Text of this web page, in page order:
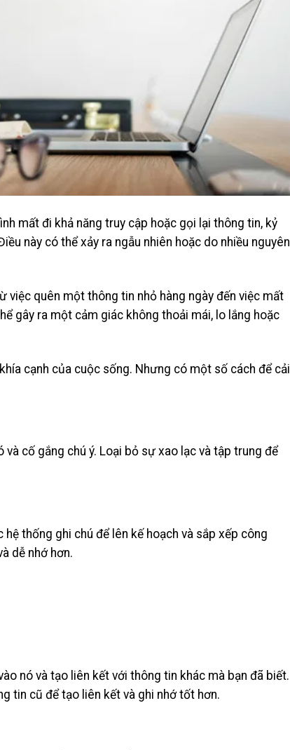
mất đi khả năng truy cập hoặc gọi lại thông tin, kỷ
này có thể xảy ra ngẫu nhiên hoặc do nhiều nguyên
việc quên một thông tin nhỏ hàng ngày đến việc mất
gây ra một cảm giác không thoải mái, lo lắng hoặc
cạnh của cuộc sống. Nhưng có một số cách để cải
và cố gắng chú ý. Loại bỏ sự xao lạc và tập trung để
thống ghi chú để lên kế hoạch và sắp xếp công
dễ nhớ hơn.
nó và tạo liên kết với thông tin khác mà bạn đã biết.
tin cũ để tạo liên kết và ghi nhớ tốt hơn.